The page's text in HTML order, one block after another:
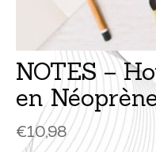
NOTES –
en
€10,98